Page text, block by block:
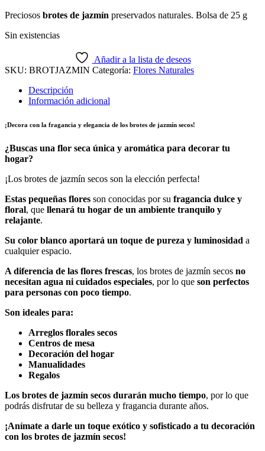
Preciosos brotes de jazmín preservados naturales. Bolsa de 25 g
Sin existencias
Añadir a la lista de deseos
SKU: BROTJAZMIN Categoría: Flores Naturales
Descripción
Información adicional
¡Decora con la fragancia y elegancia de los brotes de jazmín secos!
¿Buscas una flor seca única y aromática para decorar tu
hogar?
¡Los brotes de jazmín secos son la elección perfecta!
Estas pequeñas flores son conocidas por su fragancia dulce y
floral, que llenará tu hogar de un ambiente tranquilo y
relajante.
Su color blanco aportará un toque de pureza y luminosidad a
cualquier espacio.
A diferencia de las flores frescas, los brotes de jazmín secos no
necesitan agua ni cuidados especiales, por lo que son perfectos
para personas con poco tiempo.
Son ideales para:
Arreglos florales secos
Centros de mesa
Decoración del hogar
Manualidades
Regalos
Los brotes de jazmín secos durarán mucho tiempo, por lo que
podrás disfrutar de su belleza y fragancia durante años.
¡Anímate a darle un toque exótico y sofisticado a tu decoración
con los brotes de jazmín secos!